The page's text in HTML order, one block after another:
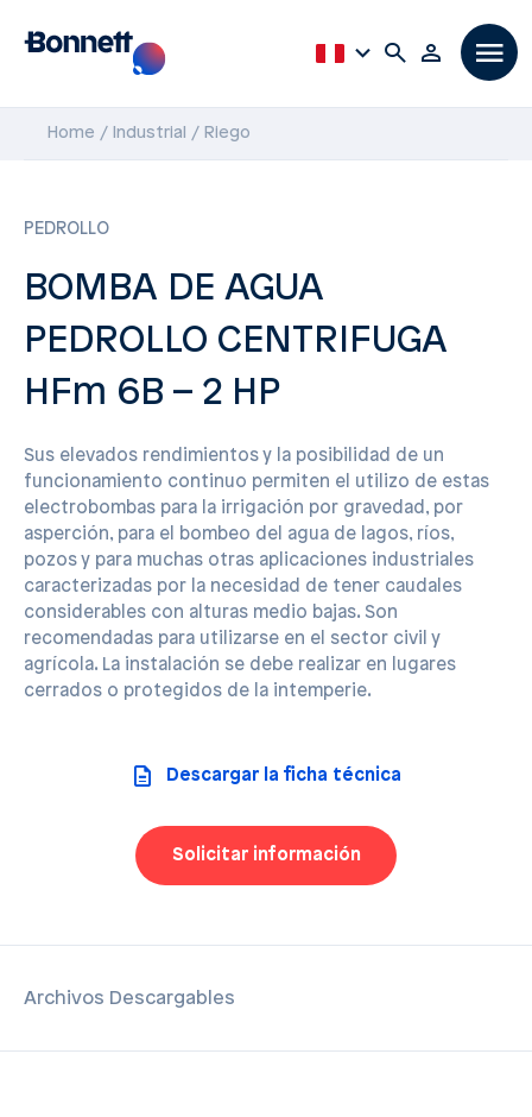
Home Industrial Riego
PEDROLLO
BOMBA DE AGUA
PEDROLLO CENTRIFUGA
HFm 6B – 2 HP
Sus elevados rendimientos y la posibilidad de un
funcionamiento continuo permiten el utilizo de estas
electrobombas para la irrigación por gravedad, por
asperción, para el bombeo del agua de lagos, ríos,
pozos y para muchas otras aplicaciones industriales
caracterizadas por la necesidad de tener caudales
considerables con alturas medio bajas. Son
recomendadas para utilizarse en el sector civil y
agrícola. La instalación se debe realizar en lugares
cerrados o protegidos de la intemperie.
Descargar la ficha técnica
Solicitar información
Archivos Descargables